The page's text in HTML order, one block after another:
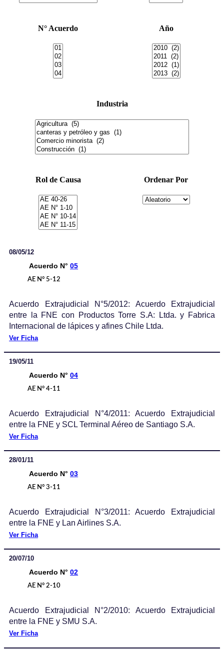
N° Acuerdo Año
Industria
Rol de Causa Ordenar Por
08/05/12
Acuerdo N°05
AE N° 5-12
Acuerdo Extrajudicial N°5/2012: Acuerdo Extrajudicial
entre la FNE con Productos Torre S.A: Ltda. y Fabrica
Internacional de lápices y afines Chile Ltda.
Ver Ficha
19/05/11
Acuerdo N°04
AE N° 4-11
Acuerdo Extrajudicial N°4/2011: Acuerdo Extrajudicial
entre la FNE y SCL Terminal Aéreo de Santiago S.A.
Ver Ficha
28/01/11
Acuerdo N°03
AE N° 3-11
Acuerdo Extrajudicial N°3/2011: Acuerdo Extrajudicial
entre la FNE y Lan Airlines S.A.
Ver Ficha
20/07/10
Acuerdo N°02
AE N° 2-10
Acuerdo Extrajudicial N°2/2010: Acuerdo Extrajudicial
entre la FNE y SMU S.A.
Ver Ficha